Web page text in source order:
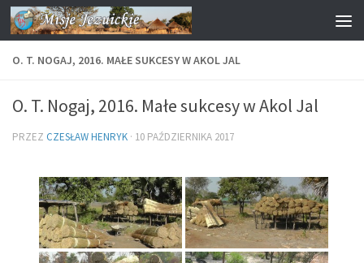
Przejdź do treści
O. T. NOGAJ, 2016. MAŁE SUKCESY W AKOL JAL
O. T. Nogaj, 2016. Małe sukcesy w Akol Jal
PRZEZ CZESŁAW HENRYK · 10 PAŹDZIERNIKA 2017